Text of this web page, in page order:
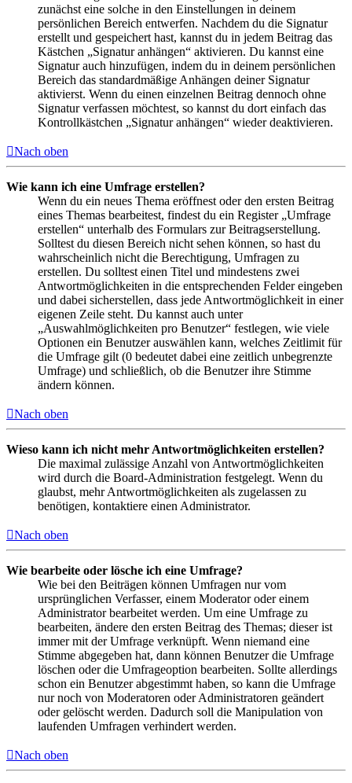
zunächst eine solche in den Einstellungen in deinem
persönlichen Bereich entwerfen. Nachdem du die Signatur
erstellt und gespeichert hast, kannst du in jedem Beitrag das
Kästchen „Signatur anhängen“ aktivieren. Du kannst eine
Signatur auch hinzufügen, indem du in deinem persönlichen
Bereich das standardmäßige Anhängen deiner Signatur
aktivierst. Wenn du einen einzelnen Beitrag dennoch ohne
Signatur verfassen möchtest, so kannst du dort einfach das
Kontrollkästchen „Signatur anhängen“ wieder deaktivieren.
Nach oben
Wie kann ich eine Umfrage erstellen?
Wenn du ein neues Thema eröffnest oder den ersten Beitrag
eines Themas bearbeitest, findest du ein Register „Umfrage
erstellen“ unterhalb des Formulars zur Beitragserstellung.
Solltest du diesen Bereich nicht sehen können, so hast du
wahrscheinlich nicht die Berechtigung, Umfragen zu
erstellen. Du solltest einen Titel und mindestens zwei
Antwortmöglichkeiten in die entsprechenden Felder eingeben
und dabei sicherstellen, dass jede Antwortmöglichkeit in einer
eigenen Zeile steht. Du kannst auch unter
„Auswahlmöglichkeiten pro Benutzer“ festlegen, wie viele
Optionen ein Benutzer auswählen kann, welches Zeitlimit für
die Umfrage gilt (0 bedeutet dabei eine zeitlich unbegrenzte
Umfrage) und schließlich, ob die Benutzer ihre Stimme
ändern können.
Nach oben
Wieso kann ich nicht mehr Antwortmöglichkeiten erstellen?
Die maximal zulässige Anzahl von Antwortmöglichkeiten
wird durch die Board-Administration festgelegt. Wenn du
glaubst, mehr Antwortmöglichkeiten als zugelassen zu
benötigen, kontaktiere einen Administrator.
Nach oben
Wie bearbeite oder lösche ich eine Umfrage?
Wie bei den Beiträgen können Umfragen nur vom
ursprünglichen Verfasser, einem Moderator oder einem
Administrator bearbeitet werden. Um eine Umfrage zu
bearbeiten, ändere den ersten Beitrag des Themas; dieser ist
immer mit der Umfrage verknüpft. Wenn niemand eine
Stimme abgegeben hat, dann können Benutzer die Umfrage
löschen oder die Umfrageoption bearbeiten. Sollte allerdings
schon ein Benutzer abgestimmt haben, so kann die Umfrage
nur noch von Moderatoren oder Administratoren geändert
oder gelöscht werden. Dadurch soll die Manipulation von
laufenden Umfragen verhindert werden.
Nach oben